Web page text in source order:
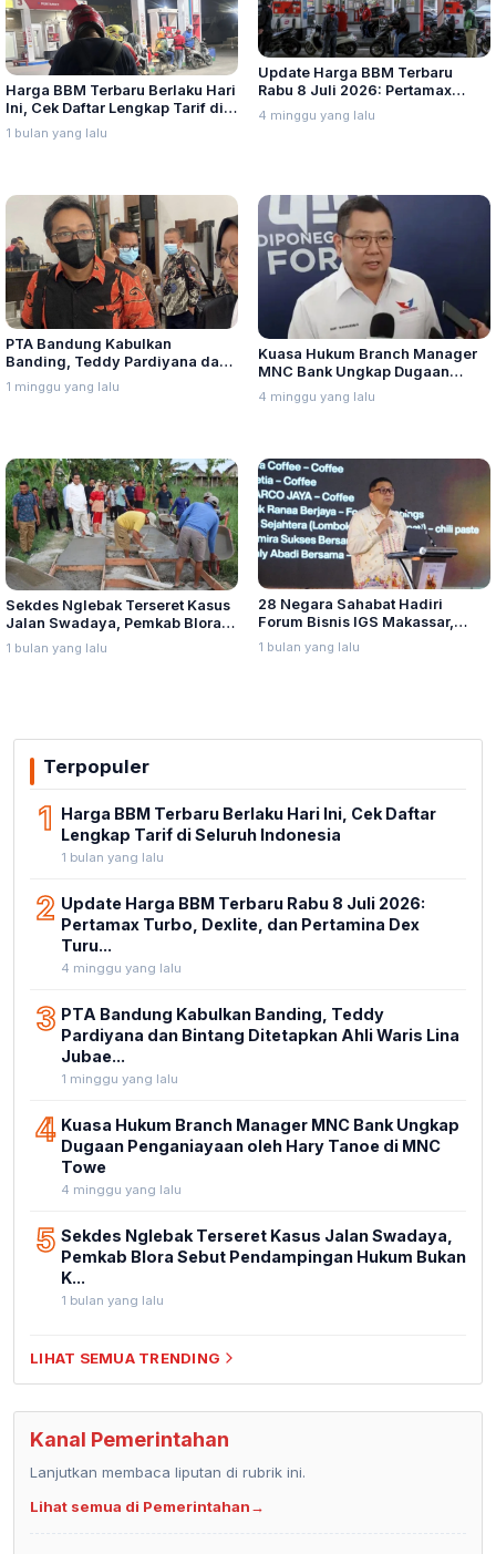
Harga BBM Terbaru Berlaku Hari
Ini, Cek Daftar Lengkap Tarif di
Seluruh Indonesia
1 bulan yang lalu
Update Harga BBM Terbaru
Rabu 8 Juli 2026: Pertamax
Turbo, Dexlite, dan Pertamina
Dex Turun
4 minggu yang lalu
PTA Bandung Kabulkan
Banding, Teddy Pardiyana dan
Bintang Ditetapkan Ahli Waris
Lina Jubaedah
1 minggu yang lalu
Kuasa Hukum Branch Manager
MNC Bank Ungkap Dugaan
Penganiayaan oleh Hary Tanoe
di MNC Towe
4 minggu yang lalu
Sekdes Nglebak Terseret Kasus
Jalan Swadaya, Pemkab Blora
Sebut Pendampingan Hukum
Bukan Kewenangannya
1 bulan yang lalu
28 Negara Sahabat Hadiri
Forum Bisnis IGS Makassar,
Munafri Tawarkan Investasi
Stadion Untia
1 bulan yang lalu
Terpopuler
1 Harga BBM Terbaru Berlaku Hari Ini, Cek Daftar
Lengkap Tarif di Seluruh Indonesia
1 bulan yang lalu
2 Update Harga BBM Terbaru Rabu 8 Juli 2026:
Pertamax Turbo, Dexlite, dan Pertamina Dex
Turu...
4 minggu yang lalu
3 PTA Bandung Kabulkan Banding, Teddy
Pardiyana dan Bintang Ditetapkan Ahli Waris Lina
Jubae...
1 minggu yang lalu
4 Kuasa Hukum Branch Manager MNC Bank Ungkap
Dugaan Penganiayaan oleh Hary Tanoe di MNC
Towe
4 minggu yang lalu
5 Sekdes Nglebak Terseret Kasus Jalan Swadaya,
Pemkab Blora Sebut Pendampingan Hukum Bukan
K...
1 bulan yang lalu
LIHAT SEMUA TRENDING
Kanal Pemerintahan
Lanjutkan membaca liputan di rubrik ini.
Lihat semua di Pemerintahan→